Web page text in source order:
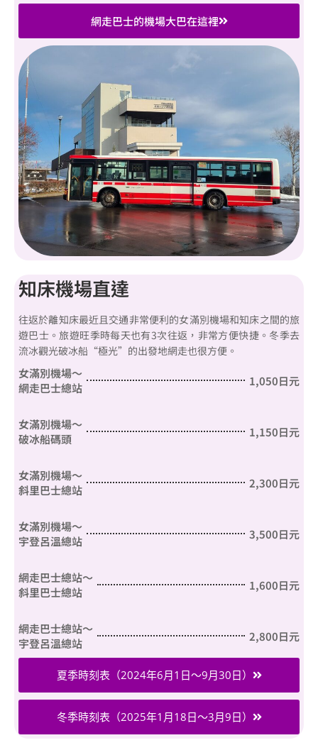
網走巴士的機場大巴在這裡
知床機場直達
往返於離知床最近且交通非常便利的女滿別機場和知床之間的旅
遊巴士。旅遊旺季時每天也有3次往返，非常方便快捷。冬季去
流冰觀光破冰船“極光”的出發地網走也很方便。
女滿別機場～
網走巴士總站
1,050日元
女滿別機場～
破冰船碼頭
1,150日元
女滿別機場～
斜里巴士總站
2,300日元
女滿別機場～
宇登呂溫總站
3,500日元
網走巴士總站～
斜里巴士總站
1,600日元
網走巴士總站～
宇登呂溫總站
2,800日元
夏季時刻表（2024年6月1日～9月30日）
冬季時刻表（2025年1月18日～3月9日）